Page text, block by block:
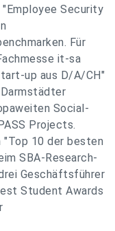
Security
Für
it-sa
up aus D/A/CH"
Social-
Projects.
"Top 10 der besten
SBA-Research-
Geschäftsführer
Student Awards